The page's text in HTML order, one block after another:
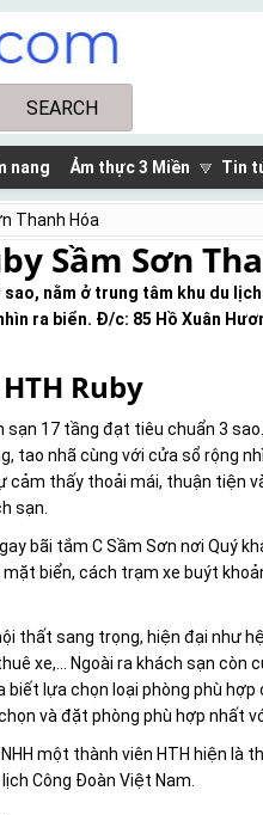
nang Ảm thực 3 Miền Tin
Thanh Hóa
Sầm Sơn
nằm ở trung tâm khu du
ra biển. Đ/c: 85 Hồ Xuân
Ruby
sạn 17 tầng đạt tiêu chuẩn 3
tao nhã cùng với cửa sổ rộng
thấy thoải mái, thuận tiện
sạn.
bãi tắm C Sầm Sơn nơi Quý
biển, cách trạm xe buýt
thất sang trọng, hiện đại như
xe,… Ngoài ra khách sạn còn
biết lựa chọn loại phòng phù
và đặt phòng phù hợp nhất
một thành viên HTH hiện là
Công Đoàn Việt Nam.